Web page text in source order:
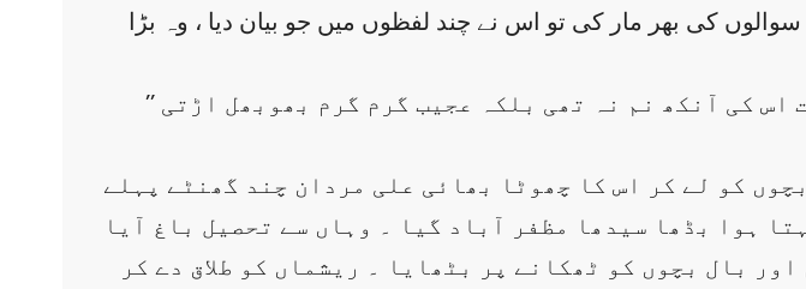
کی بھر مار کی تو اس نے چند لفظوں میں جو بیان دیا ، وہ بڑا
’’ یارا….میں وہاں پہنچا تو میرا گھر جل رہا تھا ‘‘۔ یہ کہتے وقت اس کی آنکھ نم نہ تھی بلکہ عجیب گرم گرم بھوبھل اڑتی
کو لے کر اس کا چھوٹا بھائی علی مردان چند گھنٹے پہلے
ہوا بڈھا سیدھا مظفر آباد گیا ۔ وہاں سے تحصیل باغ آیا
بال بچوں کو ٹھکانے پر بٹھایا ۔ ریشماں کو طلاق دے کر